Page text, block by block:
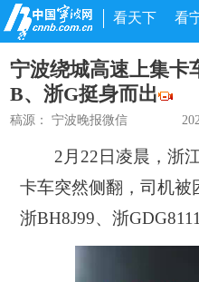
看天下 看
宁波绕城高速上集卡
B、浙G挺身而出
稿源：宁波晚报微信
2月22日凌晨，浙
卡车突然侧翻，司机被
浙BH8J99、浙